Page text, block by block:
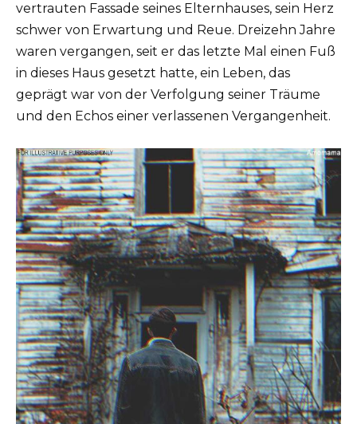
vertrauten Fassade seines Elternhauses, sein Herz
schwer von Erwartung und Reue. Dreizehn Jahre
waren vergangen, seit er das letzte Mal einen Fuß
in dieses Haus gesetzt hatte, ein Leben, das
geprägt war von der Verfolgung seiner Träume
und den Echos einer verlassenen Vergangenheit.